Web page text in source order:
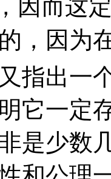
，因而这
，因为
出一个
它一定
是少数